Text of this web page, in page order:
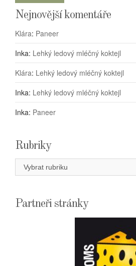
Nejnovější komentáře
Klára: Paneer
Inka: Lehký ledový mléčný koktejl
Klára: Lehký ledový mléčný koktejl
Inka: Lehký ledový mléčný koktejl
Inka: Paneer
Rubriky
Rubriky
Partneři stránky